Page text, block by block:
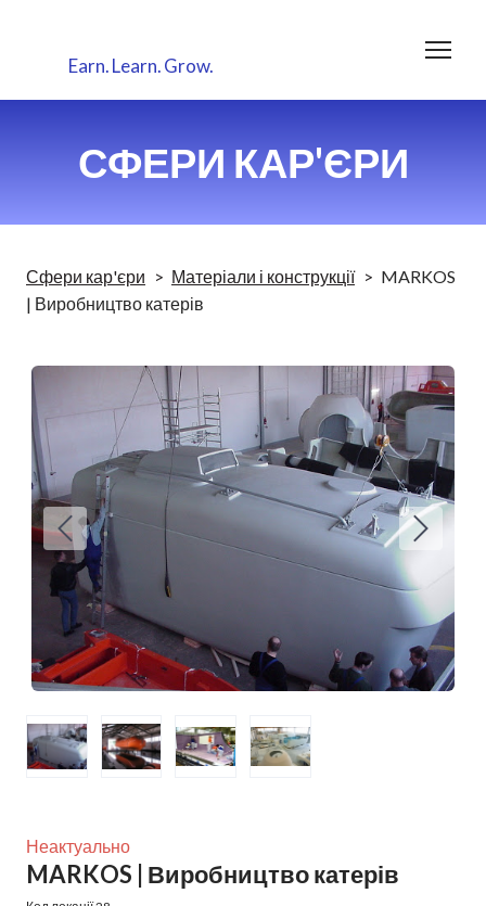
Earn.Learn.Grow.
СФЕРИ КАР'ЄРИ
Сфери кар'єри Матеріали і конструкції
MARKOS
| Виробництво катерів
Неактуально
MARKOS | Виробництво катерів